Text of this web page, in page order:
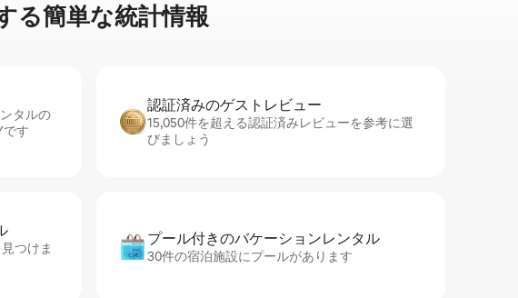
る簡⁠単⁠な統⁠計⁠情⁠報
タルの
です
認証済みのゲ⁠ス⁠ト⁠レ⁠ビ⁠ュ⁠ー
15,050件を超える認証済みレビューを参考に選
びましょう
つけま
プール付きのバ⁠ケ⁠ー⁠シ⁠ョ⁠ンレ⁠ン⁠タ⁠ル
30件の宿泊施設にプールがあります